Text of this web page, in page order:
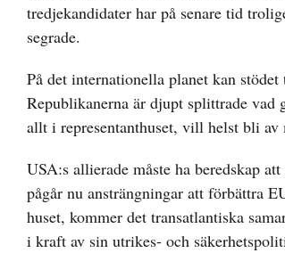
tredjekandidater har på senare tid
segrade.
På det internationella planet kan
Republikanerna är djupt splittrade
allt i representanthuset, vill helst bli av
USA:s allierade måste ha beredskap
pågår nu ansträngningar att förbättra
huset, kommer det transatlantiska
i kraft av sin utrikes- och